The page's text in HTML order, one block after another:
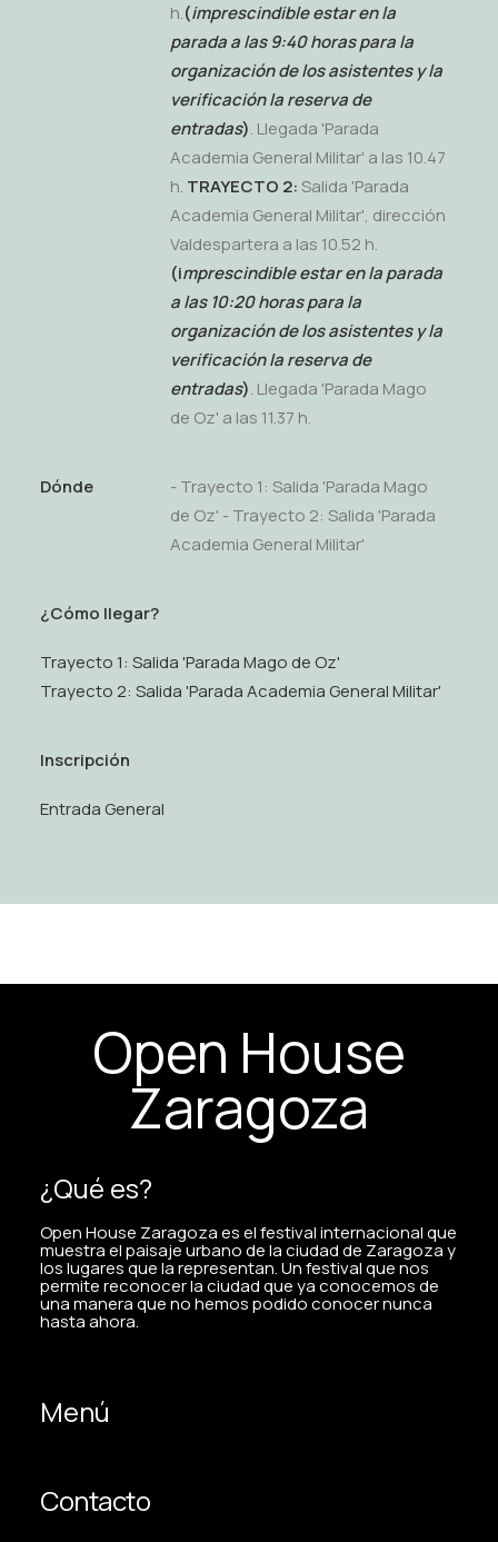
h.(imprescindible estar en la
parada a las 9:40 horas para la
organización de los asistentes y la
verificación la reserva de
entradas). Llegada 'Parada
Academia General Militar' a las 10.47
h. TRAYECTO 2:Salida 'Parada
Academia General Militar', dirección
Valdespartera a las 10.52 h.
(imprescindible estar en la parada
a las 10:20 horas para la
organización de los asistentes y la
verificación la reserva de
entradas). Llegada 'Parada Mago
de Oz' a las 11.37 h.
Dónde
- Trayecto 1: Salida 'Parada Mago
de Oz' - Trayecto 2: Salida 'Parada
Academia General Militar'
¿Cómo llegar?
Trayecto 1: Salida 'Parada Mago de Oz'
Trayecto 2: Salida 'Parada Academia General Militar'
Inscripción
Entrada General
Open House
Zaragoza
¿Qué es?
Open House Zaragoza es el festival internacional que
muestra el paisaje urbano de la ciudad de Zaragoza y
los lugares que la representan. Un festival que nos
permite reconocer la ciudad que ya conocemos de
una manera que no hemos podido conocer nunca
hasta ahora.
Menú
Contacto